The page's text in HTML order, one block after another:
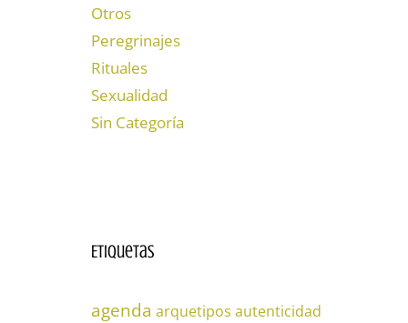
Otros
Peregrinajes
Rituales
Sexualidad
Sin Categoría
Etiquetas
agenda arquetipos autenticidad